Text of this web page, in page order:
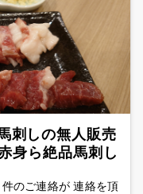
刺しの無人販売
身ら絶品馬刺し
のご連絡が 連絡を頂